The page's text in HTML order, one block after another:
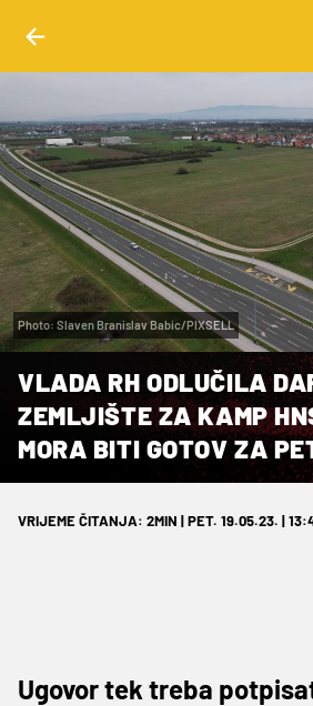
Photo: Slaven Branislav Babic/PIXSELL
VLADA RH ODLUČILA
ZEMLJIŠTE ZA KAMP
MORA BITI GOTOV ZA
VRIJEME ČITANJA: 2MIN | PET. 19.05.23. |
Ugovor tek treba